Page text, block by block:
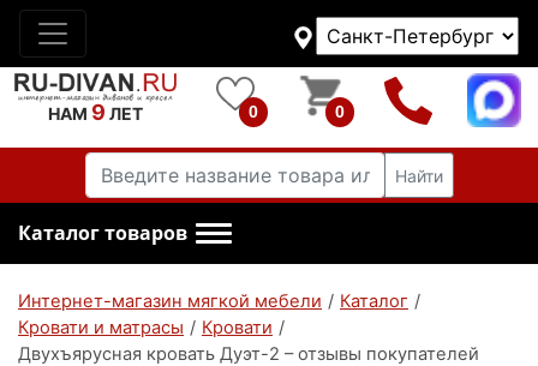
НАМ 9 ЛЕТ 0 0
Найти
Каталог товаров
Интернет-магазин мягкой мебели / Каталог /
Кровати и матрасы / Кровати /
Двухъярусная кровать Дуэт-2 – отзывы покупателей